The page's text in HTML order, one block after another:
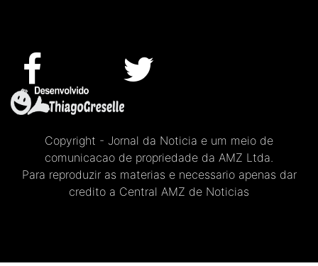
Copyright - Jornal da Noticia e um meio de
comunicacao de propriedade da AMZ Ltda.
Para reproduzir as materias e necessario apenas dar
credito a Central AMZ de Noticias